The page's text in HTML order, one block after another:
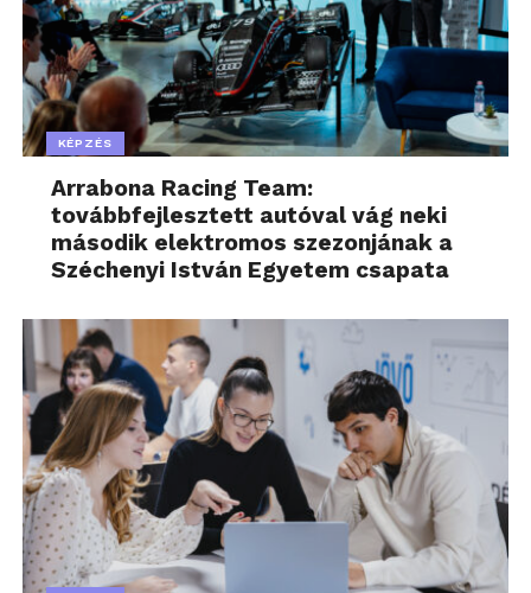
KÉPZÉS
Arrabona Racing Team:
továbbfejlesztett autóval vág neki
második elektromos szezonjának a
Széchenyi István Egyetem csapata